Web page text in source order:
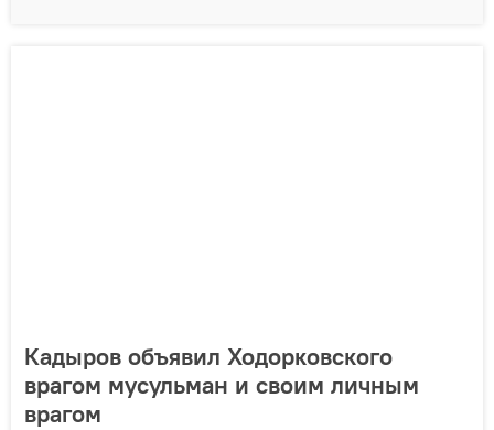
Кадыров объявил Ходорковского
врагом мусульман и своим личным
врагом